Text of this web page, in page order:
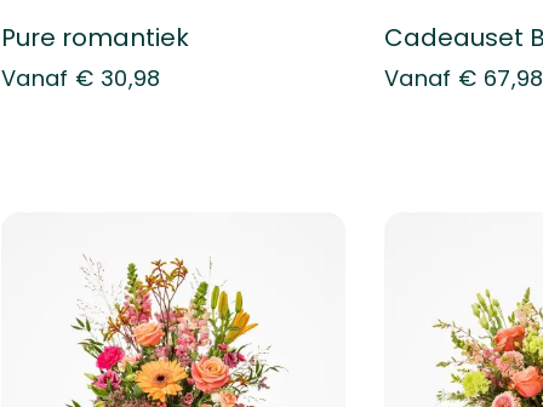
Pure romantiek
Vanaf € 30,98 Vanaf € 67,98